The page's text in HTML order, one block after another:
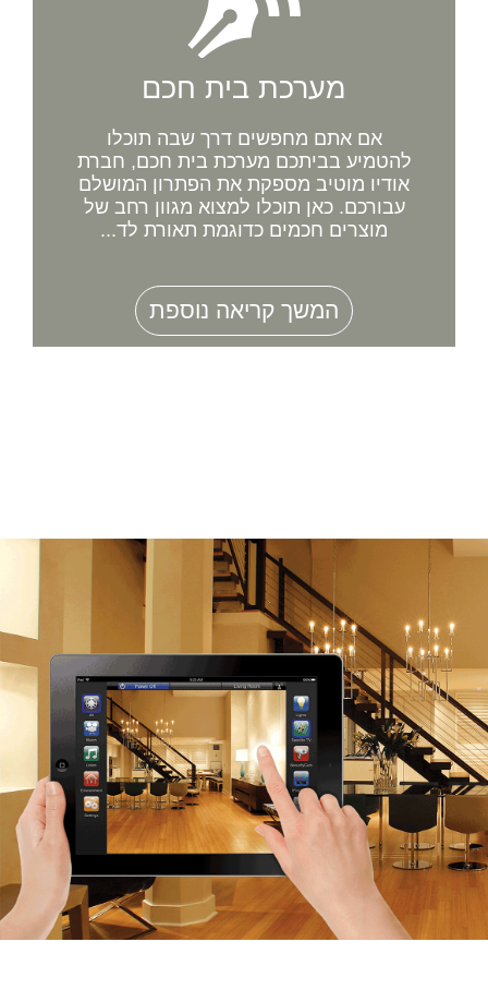
מערכת בית חכם
אם אתם מחפשים דרך שבה תוכלו
להטמיע בביתכם מערכת בית חכם, חברת
אודיו מוטיב מספקת את הפתרון המושלם
עבורכם. כאן תוכלו למצוא מגוון רחב של
מוצרים חכמים כדוגמת תאורת לד...
המשך קריאה נוספת